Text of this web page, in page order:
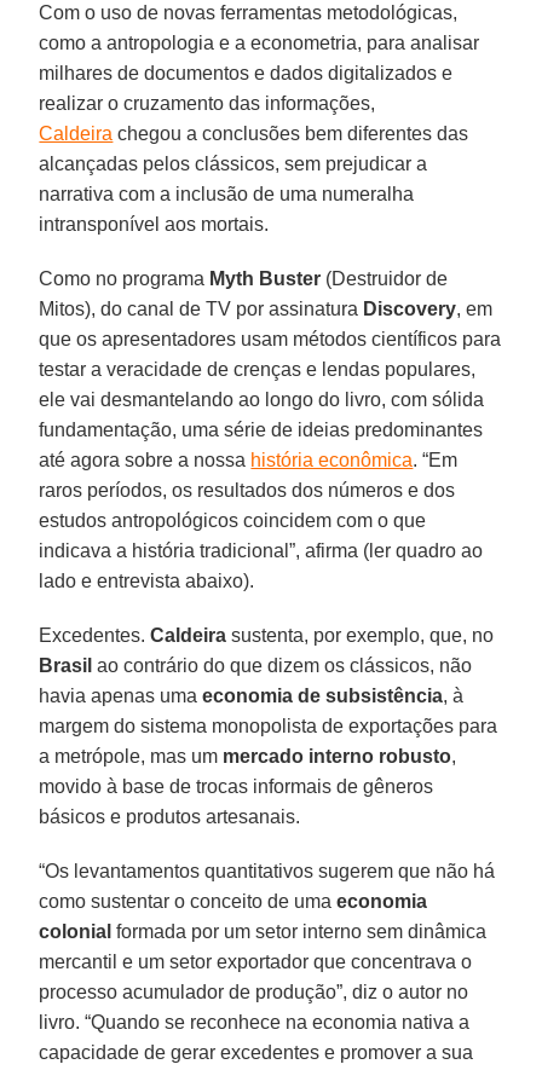
Com o uso de novas ferramentas metodológicas,
como a antropologia e a econometria, para analisar
milhares de documentos e dados digitalizados e
realizar o cruzamento das informações,
Caldeira chegou a conclusões bem diferentes das
alcançadas pelos clássicos, sem prejudicar a
narrativa com a inclusão de uma numeralha
intransponível aos mortais.
Como no programa Myth Buster (Destruidor de
Mitos), do canal de TV por assinatura Discovery, em
que os apresentadores usam métodos científicos para
testar a veracidade de crenças e lendas populares,
ele vai desmantelando ao longo do livro, com sólida
fundamentação, uma série de ideias predominantes
até agora sobre a nossa história econômica. “Em
raros períodos, os resultados dos números e dos
estudos antropológicos coincidem com o que
indicava a história tradicional”, afirma (ler quadro ao
lado e entrevista abaixo).
Excedentes.Caldeira sustenta, por exemplo, que, no
Brasil ao contrário do que dizem os clássicos, não
havia apenas umaeconomia de subsistência, à
margem do sistema monopolista de exportações para
a metrópole, mas um mercado interno robusto,
movido à base de trocas informais de gêneros
básicos e produtos artesanais.
“Os levantamentos quantitativos sugerem que não há
como sustentar o conceito de umaeconomia
colonial formada por um setor interno sem dinâmica
mercantil e um setor exportador que concentrava o
processo acumulador de produção”, diz o autor no
livro. “Quando se reconhece na economia nativa a
capacidade de gerar excedentes e promover a sua